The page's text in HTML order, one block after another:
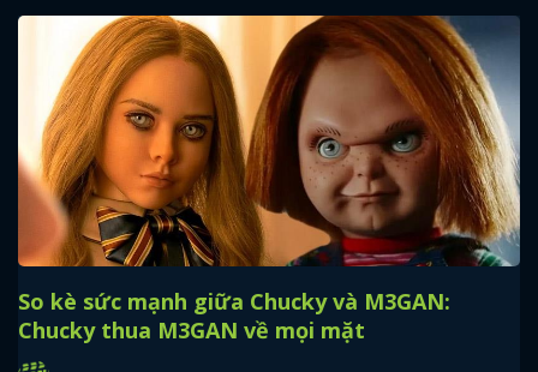
So kè sức mạnh giữa Chucky và M3GAN:
Chucky thua M3GAN về mọi mặt